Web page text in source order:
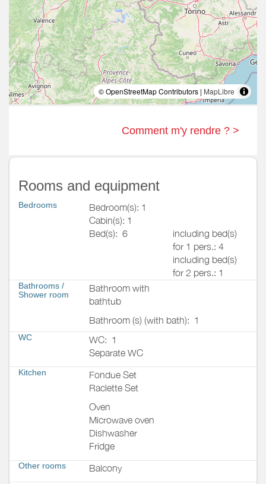
© OpenStreetMap Contributors | MapLibre
Comment m'y rendre ? >
Rooms and equipment
Bedrooms
Bedroom(s): 1
Cabin(s): 1
Bed(s): 6
including bed(s)
for 1 pers.: 4
including bed(s)
for 2 pers.: 1
Bathrooms /
Shower room
Bathroom with
bathtub
Bathroom (s) (with bath): 1
WC WC: 1
Separate WC
Kitchen
Fondue Set
Raclette Set
Oven
Microwave oven
Dishwasher
Fridge
Other rooms Balcony